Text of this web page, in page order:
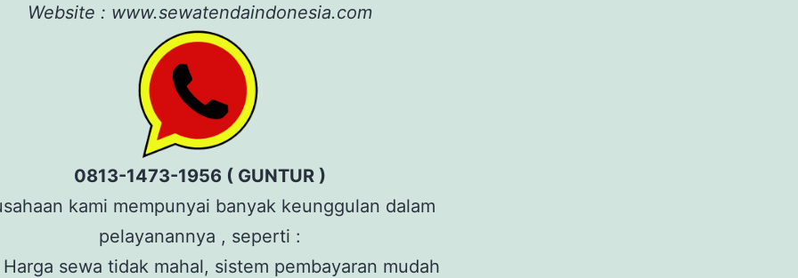
Website : www.sewatendaindonesia.com
0813-1473-1956 ( GUNTUR )
kami mempunyai banyak keunggulan dalam
pelayanannya , seperti :
Harga sewa tidak mahal, sistem pembayaran mudah